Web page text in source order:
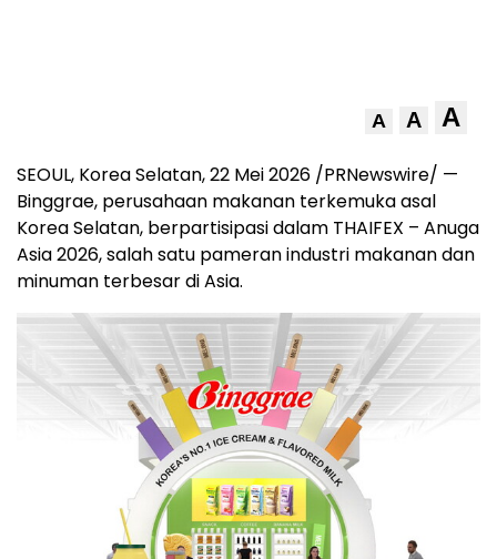
A A A
SEOUL, Korea Selatan,22 Mei 2026 /PRNewswire/ —
Binggrae, perusahaan makanan terkemuka asal
Korea Selatan, berpartisipasi dalam THAIFEX – Anuga
Asia 2026, salah satu pameran industri makanan dan
minuman terbesar di Asia.